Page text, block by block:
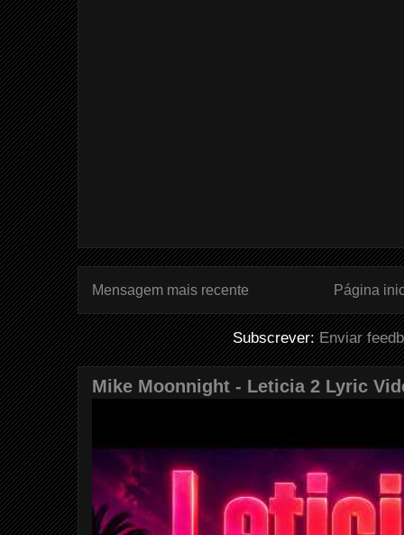
Mensagem mais recente Página
Subscrever:Enviar
Mike Moonnight - Leticia 2 Lyric